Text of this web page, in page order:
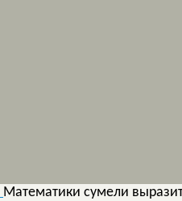
Математики сумели